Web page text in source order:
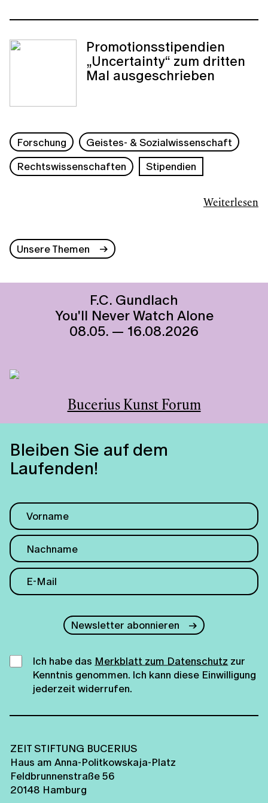
Promotionsstipendien
„Uncertainty“ zum dritten
Mal ausgeschrieben
Weiterlesen
Forschung
Geistes- & Sozialwissenschaft
Rechtswissenschaften
Stipendien
Unsere Themen
F.C. Gundlach
You'll Never Watch Alone
08.05. — 16.08.2026
Bucerius Kunst Forum
Bleiben Sie auf dem
Laufenden!
Newsletter abonnieren
Ich habe das Merkblatt zum Datenschutz zur
Kenntnis genommen. Ich kann diese Einwilligung
jederzeit widerrufen.
ZEIT STIFTUNG BUCERIUS
Haus am Anna-Politkowskaja-Platz
Feldbrunnenstraße 56
20148 Hamburg